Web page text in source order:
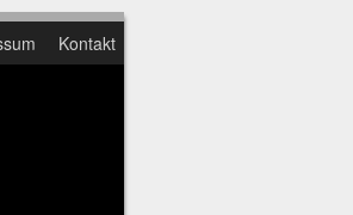
Kontakt